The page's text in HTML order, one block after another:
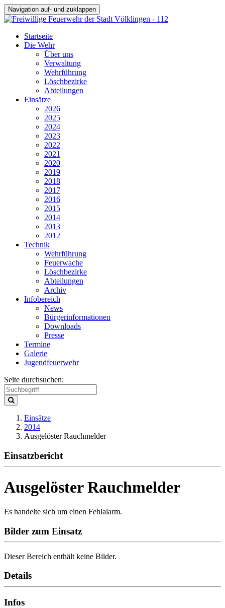
Navigation auf- und zuklappen
Startseite
Die Wehr
Über uns
Verwaltung
Wehrführung
Löschbezirke
Abteilungen
Einsätze
2026
2025
2024
2023
2022
2021
2020
2019
2018
2017
2016
2015
2014
2013
2012
Technik
Wehrführung
Feuerwache
Löschbezirke
Abteilungen
Archiv
Infobereich
News
Bürgerinformationen
Downloads
Presse
Termine
Galerie
Jugendfeuerwehr
Seite durchsuchen:
Einsätze
2014
Ausgelöster Rauchmelder
Einsatzbericht
Ausgelöster Rauchmelder
Es handelte sich um einen Fehlalarm.
Bilder zum Einsatz
Dieser Bereich enthält keine Bilder.
Details
Infos